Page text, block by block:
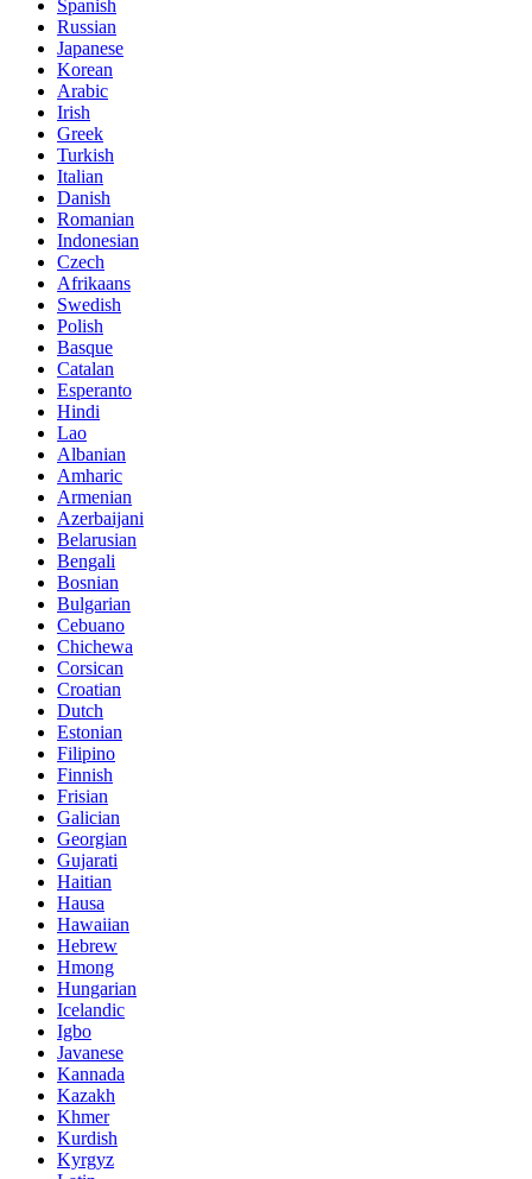
Spanish
Russian
Japanese
Korean
Arabic
Irish
Greek
Turkish
Italian
Danish
Romanian
Indonesian
Czech
Afrikaans
Swedish
Polish
Basque
Catalan
Esperanto
Hindi
Lao
Albanian
Amharic
Armenian
Azerbaijani
Belarusian
Bengali
Bosnian
Bulgarian
Cebuano
Chichewa
Corsican
Croatian
Dutch
Estonian
Filipino
Finnish
Frisian
Galician
Georgian
Gujarati
Haitian
Hausa
Hawaiian
Hebrew
Hmong
Hungarian
Icelandic
Igbo
Javanese
Kannada
Kazakh
Khmer
Kurdish
Kyrgyz